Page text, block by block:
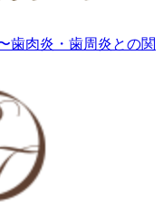
歯肉炎・歯周炎との関